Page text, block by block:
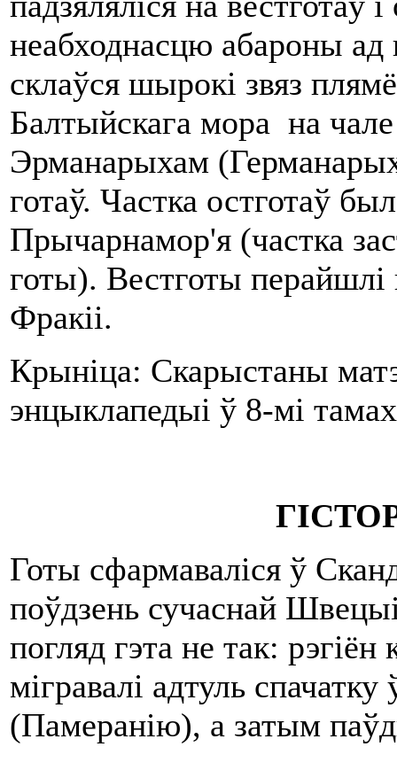
неабходнасцю абароны ад
склаўся шырокі звяз
Балтыйскага мора на
Эрманарыхам
готаў. Частка остготаў
Прычарнамор'я (частка
готы). Вестготы перайшлі
Фракіі.
Крыніца: Скарыстаны
энцыклапедыі ў 8-мі
Готы сфармаваліся ў
поўдзень сучаснай
погляд гэта не так:
мігравалі адтуль
(Памеранію), а затым